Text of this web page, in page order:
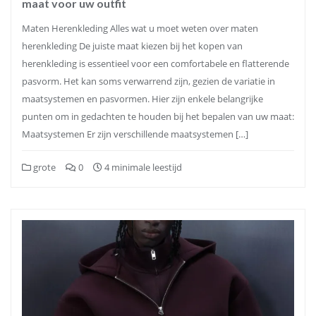
maat voor uw outfit
Maten Herenkleding Alles wat u moet weten over maten
herenkleding De juiste maat kiezen bij het kopen van
herenkleding is essentieel voor een comfortabele en flatterende
pasvorm. Het kan soms verwarrend zijn, gezien de variatie in
maatsystemen en pasvormen. Hier zijn enkele belangrijke
punten om in gedachten te houden bij het bepalen van uw maat:
Maatsystemen Er zijn verschillende maatsystemen […]
grote 0 4 minimale leestijd